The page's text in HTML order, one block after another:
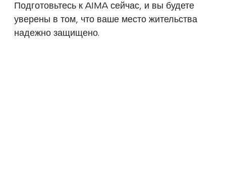
Подготовьтесь к AIMA сейчас, и вы будете
уверены в том, что ваше место жительства
надежно защищено.